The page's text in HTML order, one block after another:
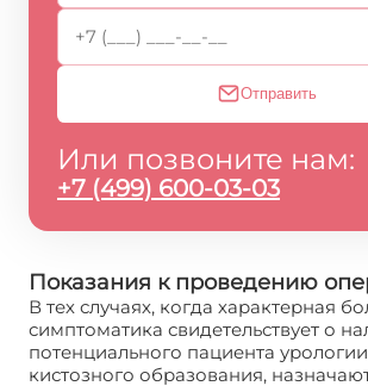
Отправить
Или позвоните нам:
+7 (499) 600-03-03
Показания к проведению
В тех случаях, когда характерная
симптоматика свидетельствует о
потенциального пациента
кистозного образования,